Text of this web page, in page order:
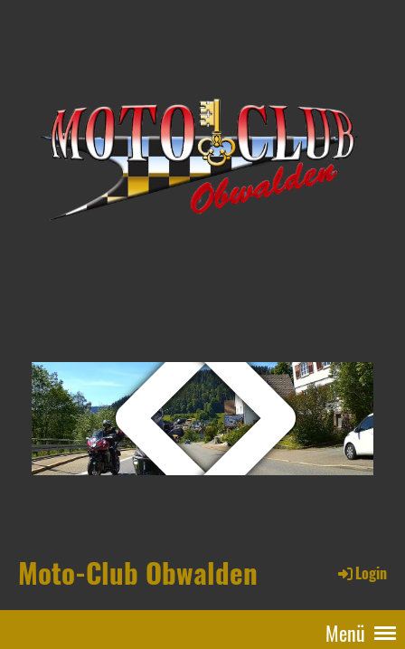
Moto-Club Obwalden Login
Menü